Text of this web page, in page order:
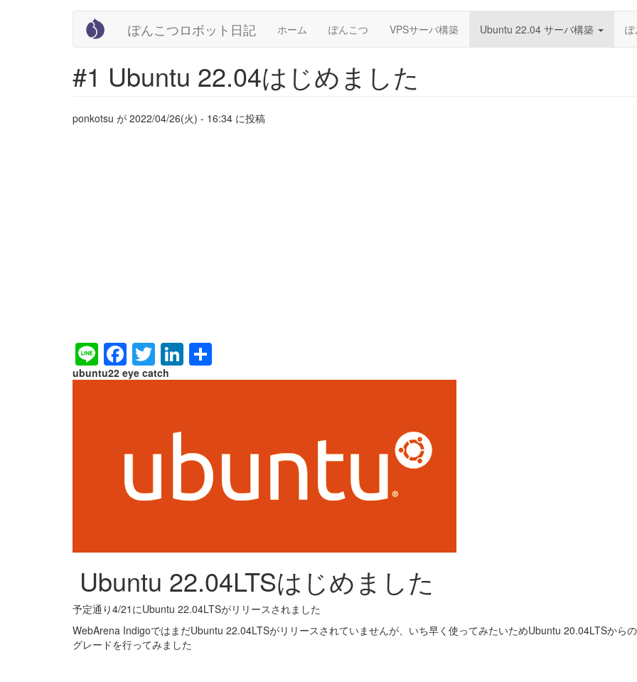
ぽんこつロボット日記
Main
navigation
ホーム ぽんこつ VPSサーバ構築 Ubuntu 22.04 サーバ構築
User
account
menu
#1 Ubuntu 22.04はじめました
ponkotsu が 2022/04/26(火) - 16:34 に投稿
LineFacebook
TwitterLinkedIn
ubuntu22 eye catch
Ubuntu 22.04LTSはじめました
予定通り4/21にUbuntu 22.04LTSがリリースされました
WebArena IndigoではまだUbuntu 22.04LTSがリリースされていませんが、いち早く使ってみたいためUbuntu 20.04LTSから
グレードを行ってみました